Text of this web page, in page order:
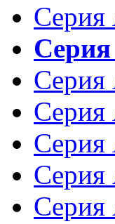
Серия
Серия
Серия
Серия
Серия
Серия